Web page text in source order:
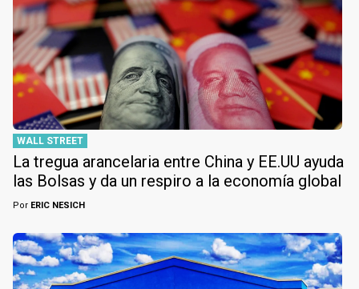
WALL STREET
La tregua arancelaria entre China y EE.UU ayuda
las Bolsas y da un respiro a la economía global
Por ERIC NESICH